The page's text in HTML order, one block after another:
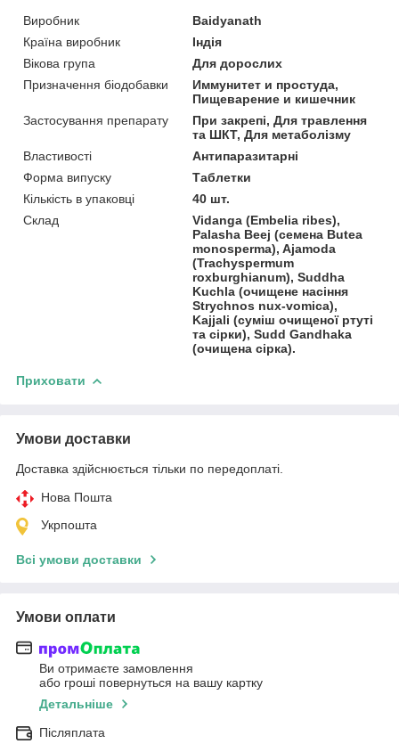
Виробник
Baidyanath
Країна виробник
Індія
Вікова група
Для дорослих
Призначення біодобавки
Иммунитет и простуда,
Пищеварение и кишечник
Застосування препарату
При закрепі, Для травлення
та ШКТ, Для метаболізму
Властивості
Антипаразитарні
Форма випуску
Таблетки
Кількість в упаковці
40 шт.
Склад
Vidanga (Embelia ribes),
Palasha Beej (семена Butea
monosperma), Ajamoda
(Trachyspermum
roxburghianum), Suddha
Kuchla (очищене насіння
Strychnos nux-vomica),
Kajjali (суміш очищеної ртуті
та сірки), Sudd Gandhaka
(очищена сірка).
Приховати
Умови доставки
Доставка здійснюється тільки по передоплаті.
Нова Пошта
Укрпошта
Всі умови доставки
Умови оплати
Ви отримаєте замовлення
або гроші повернуться на вашу картку
Детальніше
Післяплата